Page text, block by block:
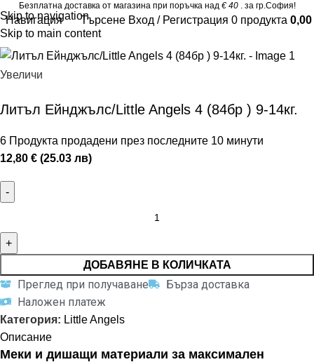
Skip to navigation
Skip to main content
Безплатна доставка от магазина при поръчка над € 40 . за гр.София!
Навигация Търсене Вход / Регистрация 0 продукта 0,00
Увеличи
Литъл Ейнджълс/Little Angels 4 (84бр ) 9-14кг.
6 Продукта продадени през последните 10 минути
12,80 € (25.03 лв)
ДОБАВЯНЕ В КОЛИЧКАТА
Преглед при получаване
Бърза доставка
Наложен платеж
Категория: Little Angels
Описание
Меки и дишащи материали за максимален